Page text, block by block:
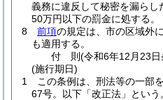
義務に違反して秘密を漏ら
50万円以下の罰金に処する。
8
前項の規定は、市の区域外
も適用する。
付 則(令和6年12月23日
(施行期日)
1
この条例は、刑法等の一部
67号。以下「改正法」という